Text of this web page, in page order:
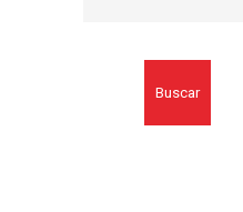
Buscar